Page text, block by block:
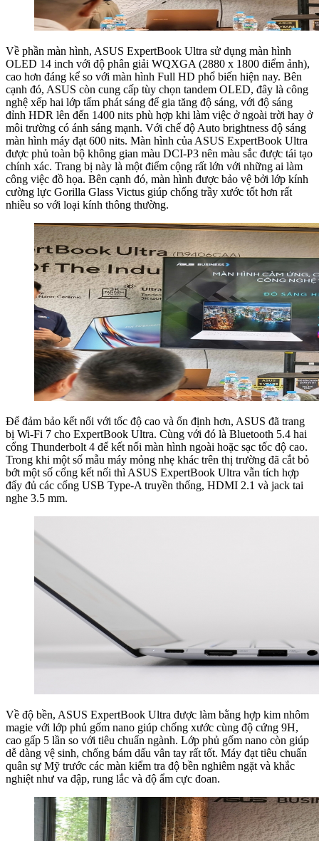
Về phần màn hình, ASUS ExpertBook Ultra sử dụng màn hình
OLED 14 inch với độ phân giải WQXGA (2880 x 1800 điểm ảnh),
cao hơn đáng kể so với màn hình Full HD phổ biến hiện nay. Bên
cạnh đó, ASUS còn cung cấp tùy chọn tandem OLED, đây là công
nghệ xếp hai lớp tấm phát sáng để gia tăng độ sáng, với độ sáng
đỉnh HDR lên đến 1400 nits phù hợp khi làm việc ở ngoài trời hay ở
môi trường có ánh sáng mạnh. Với chế độ Auto brightness độ sáng
màn hình máy đạt 600 nits. Màn hình của ASUS ExpertBook Ultra
được phủ toàn bộ không gian màu DCI-P3 nên màu sắc được tái tạo
chính xác. Trang bị này là một điểm cộng rất lớn với những ai làm
công việc đồ họa. Bên cạnh đó, màn hình được bảo vệ bởi lớp kính
cường lực Gorilla Glass Victus giúp chống trầy xước tốt hơn rất
nhiều so với loại kính thông thường.
Để đảm bảo kết nối với tốc độ cao và ổn định hơn, ASUS đã trang
bị Wi-Fi 7 cho ExpertBook Ultra. Cùng với đó là Bluetooth 5.4 hai
cổng Thunderbolt 4 để kết nối màn hình ngoài hoặc sạc tốc độ cao.
Trong khi một số mẫu máy mỏng nhẹ khác trên thị trường đã cắt bỏ
bớt một số cổng kết nối thì ASUS ExpertBook Ultra vẫn tích hợp
đẩy đủ các cổng USB Type-A truyền thống, HDMI 2.1 và jack tai
nghe 3.5 mm.
Về độ bền, ASUS ExpertBook Ultra được làm bằng hợp kim nhôm
magie với lớp phủ gốm nano giúp chống xước cùng độ cứng 9H,
cao gấp 5 lần so với tiêu chuẩn ngành. Lớp phủ gốm nano còn giúp
dễ dàng vệ sinh, chống bám dấu vân tay rất tốt. Máy đạt tiêu chuẩn
quân sự Mỹ trước các màn kiểm tra độ bền nghiêm ngặt và khắc
nghiệt như va đập, rung lắc và độ ẩm cực đoan.